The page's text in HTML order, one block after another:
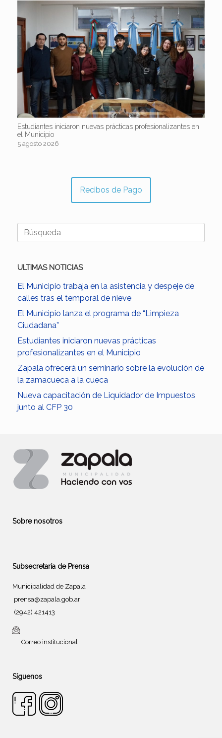
Estudiantes iniciaron nuevas prácticas profesionalizantes en
el Municipio
5 agosto 2026
Recibos de Pago
Buscar:
ULTIMAS NOTICIAS
El Municipio trabaja en la asistencia y despeje de
calles tras el temporal de nieve
El Municipio lanza el programa de “Limpieza
Ciudadana”
Estudiantes iniciaron nuevas prácticas
profesionalizantes en el Municipio
Zapala ofrecerá un seminario sobre la evolución de
la zamacueca a la cueca
Nueva capacitación de Liquidador de Impuestos
junto al CFP 30
Sobre nosotros
Subsecretaría de Prensa
Municipalidad de Zapala
prensa@zapala.gob.ar
(2942) 421413
Correo institucional
Síguenos